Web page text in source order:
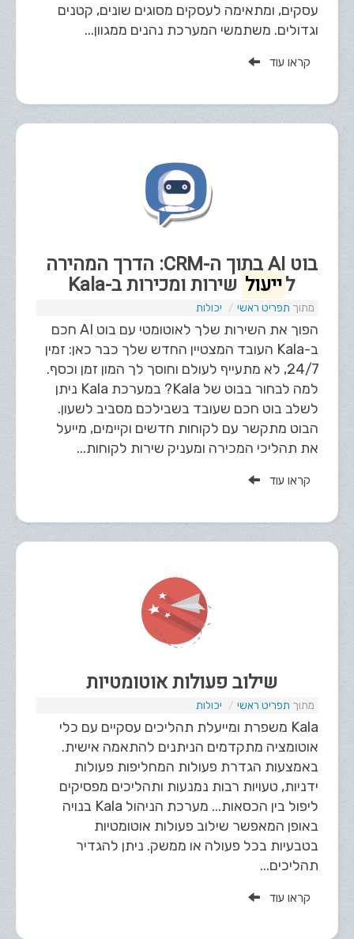
עסקים, ומתאימה לעסקים מסוגים שונים, קטנים
וגדולים. משתמשי המערכת נהנים ממגוון...
קראו עוד
בוט AI בתוך ה-CRM: הדרך המהירה
לייעול שירות ומכירות ב-Kala
תפריט ראשי יכולות
הפוך את השירות שלך לאוטומטי עם בוט AI חכם
ב-Kala העובד המצטיין החדש שלך כבר כאן: זמין
24/7, לא מתעייף לעולם וחוסך לך המון זמן וכסף.
למה לבחור בבוט של Kala? במערכת Kala ניתן
לשלב בוט חכם שעובד בשבילכם מסביב לשעון.
הבוט מתקשר עם לקוחות חדשים וקיימים, מייעל
את תהליכי המכירה ומעניק שירות לקוחות...
קראו עוד
שילוב פעולות אוטומטיות
תפריט ראשי יכולות
Kala משפרת ומייעלת תהליכים עסקיים עם כלי
אוטומציה מתקדמים הניתנים להתאמה אישית.
באמצעות הגדרת פעולות המחליפות פעולות
ידניות, טעויות רבות נמנעות ותהליכים מפסיקים
ליפול בין הכסאות... מערכת הניהול Kala בנויה
באופן המאפשר שילוב פעולות אוטומטיות
בטבעיות בכל פעולה או ממשק. ניתן להגדיר
תהליכים...
קראו עוד